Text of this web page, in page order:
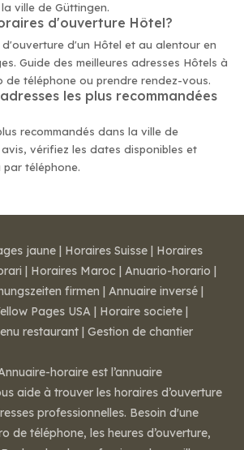
ville de Güttingen.
d'ouverture Hôtel?
d'un Hôtel et au alentour en
Guide des meilleures adresses Hôtels à
de téléphone ou prendre rendez-vous.
les plus recommandées
recommandés dans la ville de
vérifiez les dates disponibles et
téléphone.
jaune | Horaires Suisse | Horaires
| Horaires Maroc | Anuario-horario |
firmen | Annuaire inversé |
Pages USA | Horaire societe |
restaurant | Gestion de chantier
horaire est l’annuaire
aide à trouver les horaires d’ouverture
professionnelles. Besoin d'une
de téléphone, les heures d’ouverture,